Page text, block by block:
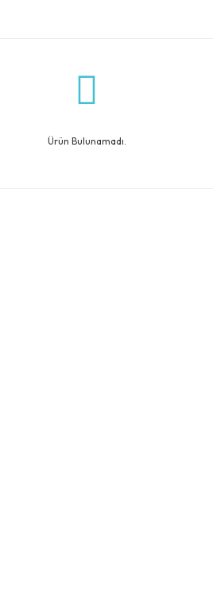
Ürün Bulunamadı.